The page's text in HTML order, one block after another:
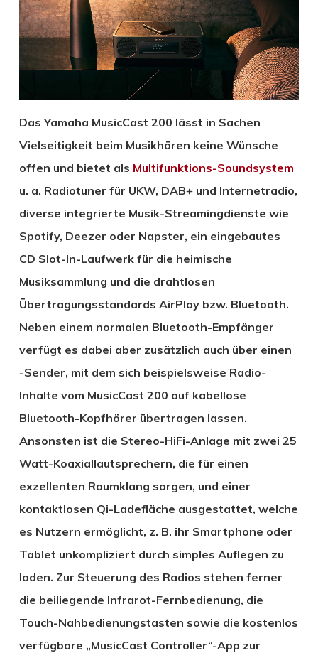
Das Yamaha MusicCast 200 lässt in Sachen
Vielseitigkeit beim Musikhören keine Wünsche
offen und bietet als Multifunktions-Soundsystem
u. a. Radiotuner für UKW, DAB+ und Internetradio,
diverse integrierte Musik-Streamingdienste wie
Spotify, Deezer oder Napster, ein eingebautes
CD Slot-In-Laufwerk für die heimische
Musiksammlung und die drahtlosen
Übertragungsstandards AirPlay bzw. Bluetooth.
Neben einem normalen Bluetooth-Empfänger
verfügt es dabei aber zusätzlich auch über einen
-Sender, mit dem sich beispielsweise Radio-
Inhalte vom MusicCast 200 auf kabellose
Bluetooth-Kopfhörer übertragen lassen.
Ansonsten ist die Stereo-HiFi-Anlage mit zwei 25
Watt-Koaxiallautsprechern, die für einen
exzellenten Raumklang sorgen, und einer
kontaktlosen Qi-Ladefläche ausgestattet, welche
es Nutzern ermöglicht, z. B. ihr Smartphone oder
Tablet unkompliziert durch simples Auflegen zu
laden. Zur Steuerung des Radios stehen ferner
die beiliegende Infrarot-Fernbedienung, die
Touch-Nahbedienungstasten sowie die kostenlos
verfügbare „MusicCast Controller“-App zur